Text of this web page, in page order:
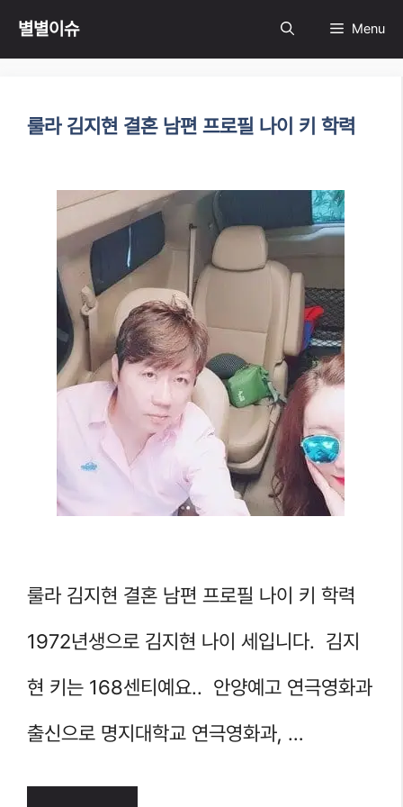
Skip
content
별별이슈 Menu
룰라 김지현 결혼 남편 프로필 나이 키 학력
룰라 김지현 결혼 남편 프로필 나이 키 학력
1972년생으로 김지현 나이 세입니다. 김지
현 키는 168센티예요.. 안양예고 연극영화과
출신으로 명지대학교 연극영화과, …